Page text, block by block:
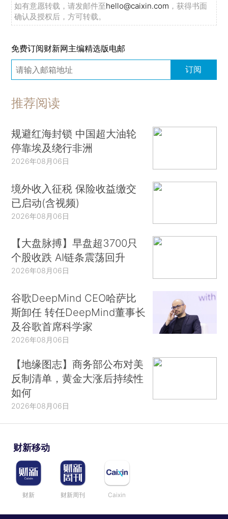
如有意愿转载，请发邮件至hello@caixin.com ，获得书面
确认及授权后，方可转载。
免费订阅财新网主编精选版电邮
订阅
推荐阅读
规避红海封锁 中国超大油轮
停靠埃及绕行非洲
2026年08月06日
境外收入征税 保险收益缴交
已启动(含视频)
2026年08月06日
【大盘脉搏】早盘超3700只
个股收跌 AI链条震荡回升
2026年08月06日
谷歌DeepMind CEO哈萨比
斯卸任 转任DeepMind董事长
及谷歌首席科学家
2026年08月06日
【地缘图志】商务部公布对美
反制清单，黄金大涨后持续性
如何
2026年08月06日
财新移动
财新 财新周刊 Caixin